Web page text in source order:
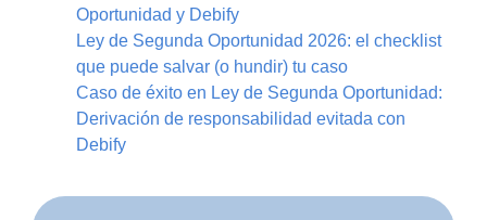
Oportunidad y Debify
Ley de Segunda Oportunidad 2026: el checklist
que puede salvar (o hundir) tu caso
Caso de éxito en Ley de Segunda Oportunidad:
Derivación de responsabilidad evitada con
Debify